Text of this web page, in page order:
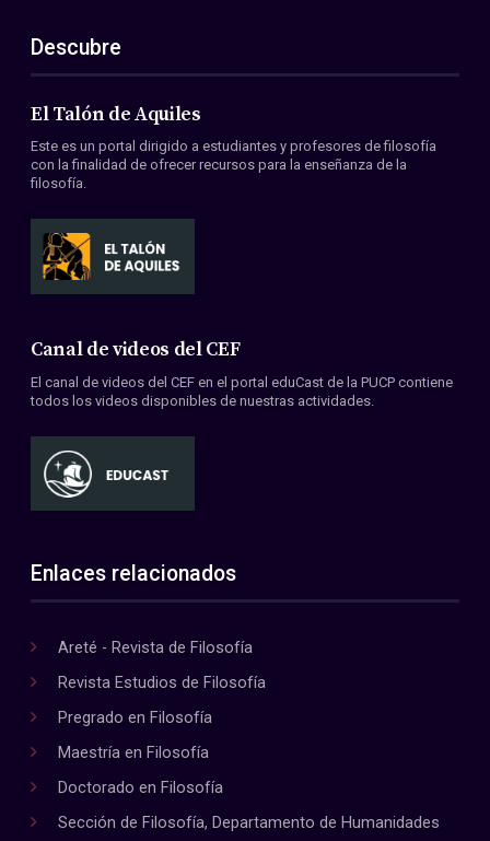
Descubre
El Talón de Aquiles
Este es un portal dirigido a estudiantes y profesores de filosofía
con la finalidad de ofrecer recursos para la enseñanza de la
filosofía.
Canal de videos del CEF
El canal de videos del CEF en el portal eduCast de la PUCP contiene
todos los videos disponibles de nuestras actividades.
Enlaces relacionados
Areté - Revista de Filosofía
Revista Estudios de Filosofía
Pregrado en Filosofía
Maestría en Filosofía
Doctorado en Filosofía
Sección de Filosofía, Departamento de Humanidades